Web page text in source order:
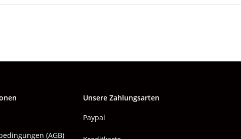
(AGB)
Unsere Zahlungsarten
Paypal